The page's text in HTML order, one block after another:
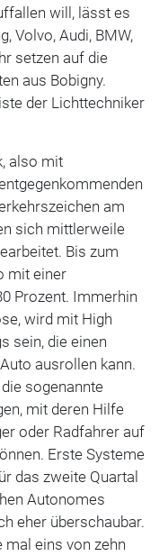
will, lässt es
Volvo, Audi, BMW,
setzen auf die
aus Bobigny.
der Lichttechniker
also mit
am
sich mittlerweile
Bis zum
mit einer
Prozent. Immerhin
wird mit High
sein, die einen
ausrollen kann.
sogenannte
mit deren Hilfe
oder Radfahrer auf
Erste Systeme
das zweite Quartal
Autonomes
eher überschaubar.
mal eins von zehn